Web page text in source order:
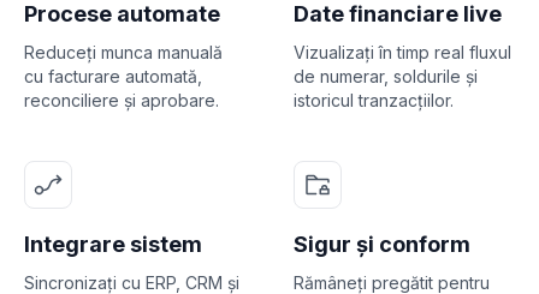
Procese automate
Reduceți munca manuală
cu facturare automată,
reconciliere și aprobare.
Date financiare live
Vizualizați în timp real fluxul
de numerar, soldurile și
istoricul tranzacțiilor.
Integrare sistem
Sincronizați cu ERP, CRM și
Sigur și conform
Rămâneți pregătit pentru